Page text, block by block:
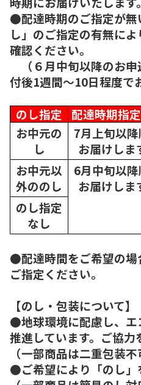
●配達時期のご指定が無
し」のご指定の有無に
確認ください。
（６月中旬以降のお申
付後1週間～10日程度で
のし指定
配達時期指
お中元の
し
7月上旬以
お届けしま
お中元以
外ののし
6月中旬以
お届けしま
のし指定
なし
●配達時間をご希望の場
ご指定ください。
【のし・包装について】
●地球環境に配慮し、エ
推進しています。ご協力
（一部商品は二重包装不
●ご希望により「のし」